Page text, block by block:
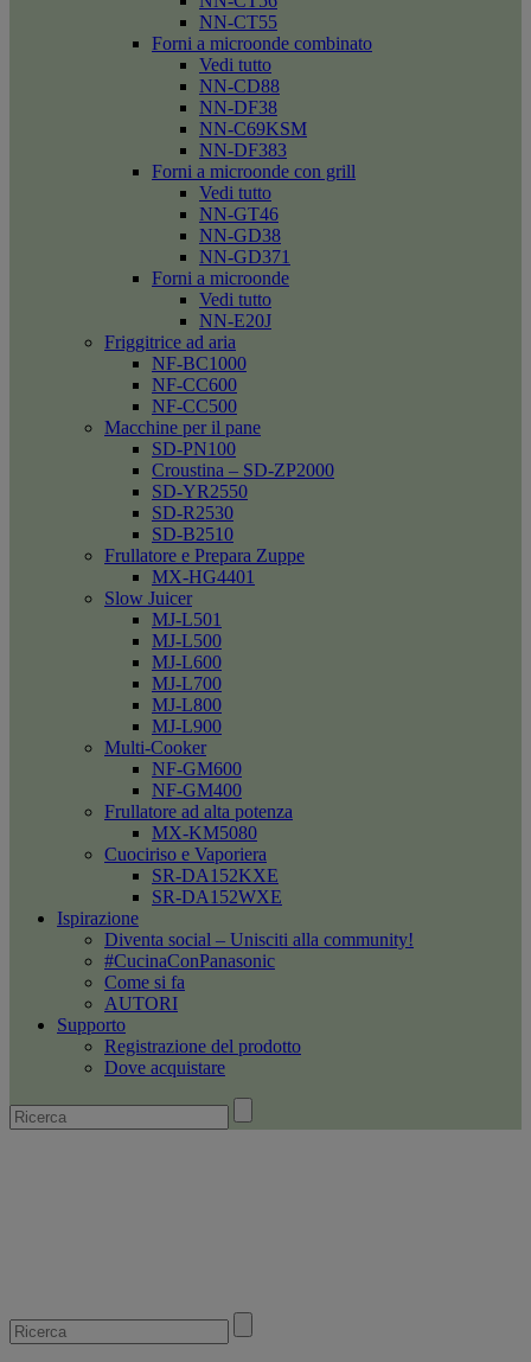
NN-CT55
Forni a microonde combinato
Vedi tutto
NN-CD88
NN-DF38
NN-C69KSM
NN-DF383
Forni a microonde con grill
Vedi tutto
NN-GT46
NN-GD38
NN-GD371
Forni a microonde
Vedi tutto
NN-E20J
Friggitrice ad aria
NF-BC1000
NF-CC600
NF-CC500
Macchine per il pane
SD-PN100
Croustina – SD-ZP2000
SD-YR2550
SD-R2530
SD-B2510
Frullatore e Prepara Zuppe
MX-HG4401
Slow Juicer
MJ-L501
MJ-L500
MJ-L600
MJ-L700
MJ-L800
MJ-L900
Multi-Cooker
NF-GM600
NF-GM400
Frullatore ad alta potenza
MX-KM5080
Cuociriso e Vaporiera
SR-DA152KXE
SR-DA152WXE
Ispirazione
Diventa social – Unisciti alla community!
#CucinaConPanasonic
Come si fa
AUTORI
Supporto
Registrazione del prodotto
Dove acquistare